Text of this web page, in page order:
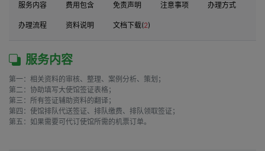
服务内容 费用包含 免责声明 注意事项 办理方式
办理流程 资料说明 文档下载(2)
服务内容
第一：相关资料的审核、整理、案例分析、策划；
第二：协助填写大使馆签证表格；
第三：所有签证辅助资料的翻译；
第四：使馆排队代送签证、排队缴费、排队领取签证；
第五：如果需要可代订使馆所需的机票订单。